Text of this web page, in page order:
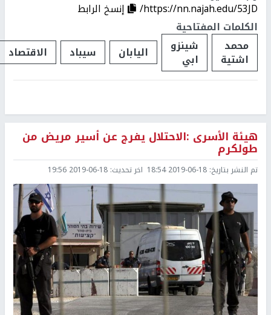
https://nn.najah.edu/53JD/
إنسخ الرابط
الكلمات المفتاحية
محمد
اشتية
شينزو
ابي اليابان سيباد الاقتصاد
هيئة الأسرى :الاحتلال يفرج عن أسير مريض من
طولكرم
تم النشر بتاريخ: 2019-06-18 18:54 اخر تحديث: 2019-06-18 19:56